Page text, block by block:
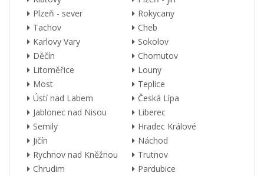
Plzeň - sever
Rokycany
Tachov
Cheb
Karlovy Vary
Sokolov
Děčín
Chomutov
Litoměřice
Louny
Most
Teplice
Ústí nad Labem
Česká Lípa
Jablonec nad Nisou
Liberec
Semily
Hradec Králové
Jičín
Náchod
Rychnov nad Kněžnou
Trutnov
Chrudim
Pardubice